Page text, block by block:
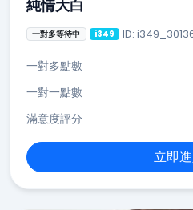
純情大白
一對多等待中 i349 ID:
一對多點數
一對一點數
滿意度評分
立即